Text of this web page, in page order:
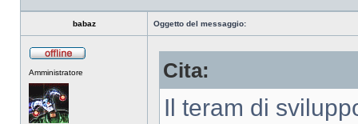
babaz Oggetto del messaggio:
Amministratore Cita:
Il teram di